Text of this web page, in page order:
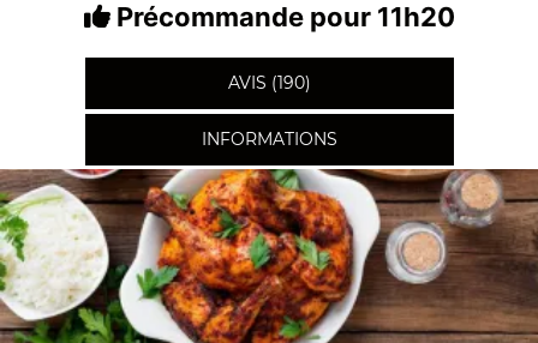
Précommande pour 11h20
AVIS (190)
INFORMATIONS